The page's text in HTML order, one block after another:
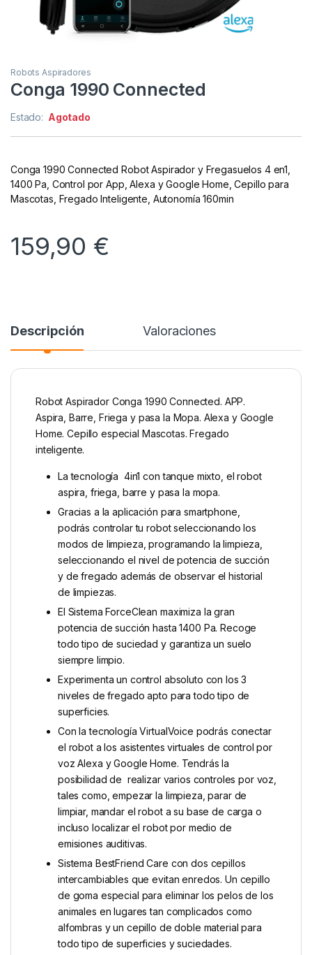
Robots Aspiradores
Conga 1990 Connected
Estado: Agotado
Conga 1990 Connected Robot Aspirador y Fregasuelos 4 en1,
1400 Pa, Control por App, Alexa y Google Home, Cepillo para
Mascotas, Fregado Inteligente, Autonomía 160min
159,90 €
Descripción Valoraciones
Robot Aspirador Conga 1990 Connected. APP.
Aspira, Barre, Friega y pasa la Mopa. Alexa y Google
Home. Cepillo especial Mascotas. Fregado
inteligente.
La tecnología 4in1 con tanque mixto, el robot
aspira, friega, barre y pasa la mopa.
Gracias a la aplicación para smartphone,
podrás controlar tu robot seleccionando los
modos de limpieza, programando la limpieza,
seleccionando el nivel de potencia de succión
y de fregado además de observar el historial
de limpiezas.
El Sistema ForceClean maximiza la gran
potencia de succión hasta 1400 Pa. Recoge
todo tipo de suciedad y garantiza un suelo
siempre limpio.
Experimenta un control absoluto con los 3
niveles de fregado apto para todo tipo de
superficies.
Con la tecnología VirtualVoice podrás conectar
el robot a los asistentes virtuales de control por
voz Alexa y Google Home. Tendrás la
posibilidad de realizar varios controles por voz,
tales como, empezar la limpieza, parar de
limpiar, mandar el robot a su base de carga o
incluso localizar el robot por medio de
emisiones auditivas.
Sistema BestFriend Care con dos cepillos
intercambiables que evitan enredos. Un cepillo
de goma especial para eliminar los pelos de los
animales en lugares tan complicados como
alfombras y un cepillo de doble material para
todo tipo de superficies y suciedades.